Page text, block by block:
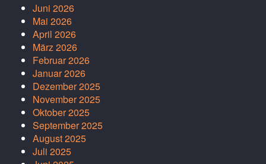
Juni 2026
Mai 2026
April 2026
März 2026
Februar 2026
Januar 2026
Dezember 2025
November 2025
Oktober 2025
September 2025
August 2025
Juli 2025